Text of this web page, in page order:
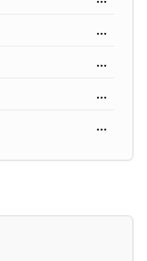
...
...
...
...